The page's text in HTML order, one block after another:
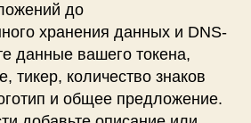
до
хранения данных и DNS-
данные вашего токена,
тикер, количество знаков
и общее предложение.